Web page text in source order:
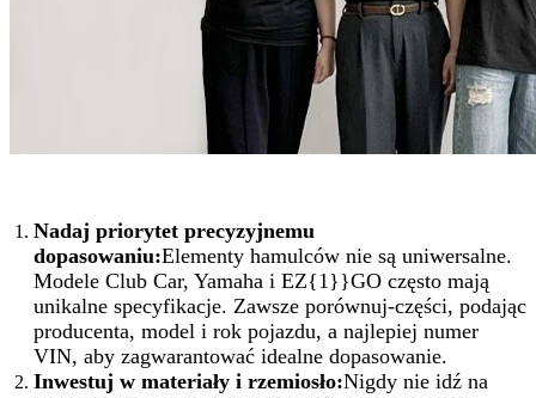
Nadaj priorytet precyzyjnemu
dopasowaniu:Elementy hamulców nie są uniwersalne.
Modele Club Car, Yamaha i EZ{1}}GO często mają
unikalne specyfikacje. Zawsze porównuj-części, podając
producenta, model i rok pojazdu, a najlepiej numer
VIN, aby zagwarantować idealne dopasowanie.
Inwestuj w materiały i rzemiosło:Nigdy nie idź na